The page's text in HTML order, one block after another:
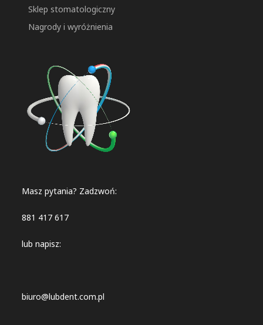
Sklep stomatologiczny
Nagrody i wyróżnienia
Masz pytania? Zadzwoń:
881 417 617
lub napisz:
biuro@lubdent.com.pl